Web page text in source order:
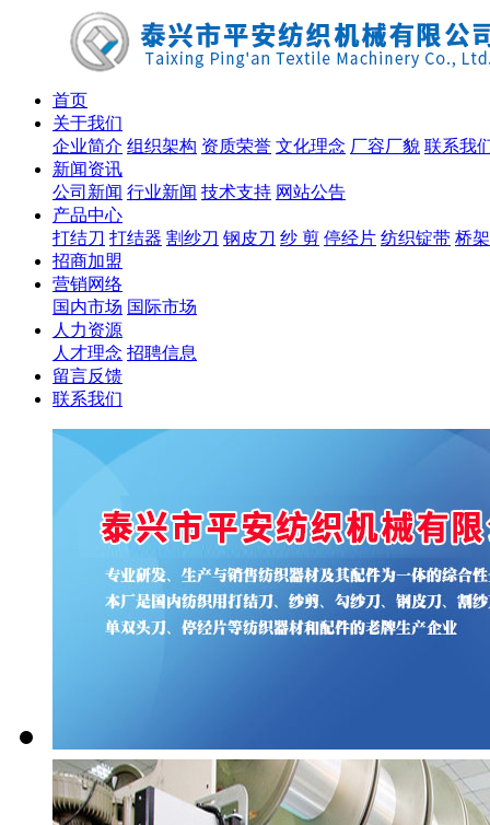
首页
关于我们
企业简介 组织架构 资质荣誉 文化理念 厂容厂貌 联系我
新闻资讯
公司新闻 行业新闻 技术支持 网站公告
产品中心
打结刀 打结器 割纱刀 钢皮刀 纱 剪 停经片 纺织锭带 桥
招商加盟
营销网络
国内市场 国际市场
人力资源
人才理念 招聘信息
留言反馈
联系我们